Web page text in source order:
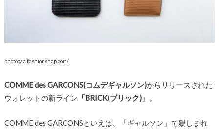
photo:via fashionsnap.com/
COMME des GARCONS(コムデギャルソン)からリリースされた
ウォレットの新ライン 「BRICK(ブリック)」 。
COMME des GARCONSといえば、「ギャルソン」で親しまれ